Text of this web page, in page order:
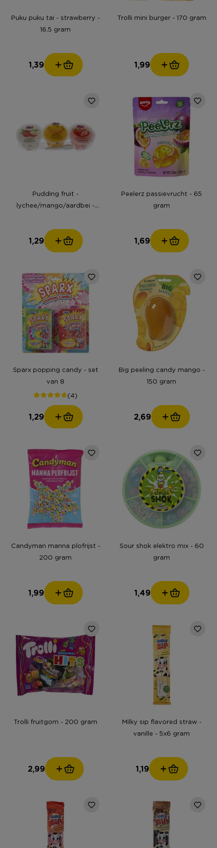
Puku puku tai - strawberry -
16.5 gram
1,39
Trolli mini burger - 170 gram
1,99
Pudding fruit -
lychee/mango/aardbei -
1,29
Peelerz passievrucht - 65
gram
1,69
Sparx popping candy - set
van 8
(4)
1,29
Big peeling candy mango -
150 gram
2,69
Candyman manna plofrijst -
200 gram
1,99
Sour shok elektro mix - 60
gram
1,49
Trolli fruitgom - 200 gram
2,99
Milky sip flavored straw -
vanille - 5x6 gram
1,19